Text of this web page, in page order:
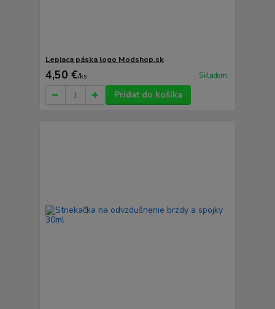
Lepiaca páska logo Modshop.sk
4,50 €/ks Skladom
Pridať do košíka